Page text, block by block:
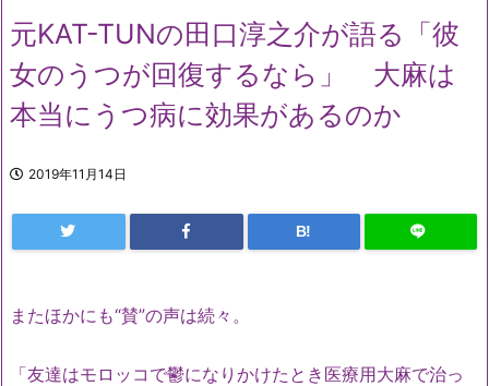
元KAT-TUNの田口淳之介が語る「彼
女のうつが回復するなら」 大麻は
本当にうつ病に効果があるのか
2019年11月14日
B!
またほかにも“賛”の声は続々。
「友達はモロッコで鬱になりかけたとき医療用大麻で治っ